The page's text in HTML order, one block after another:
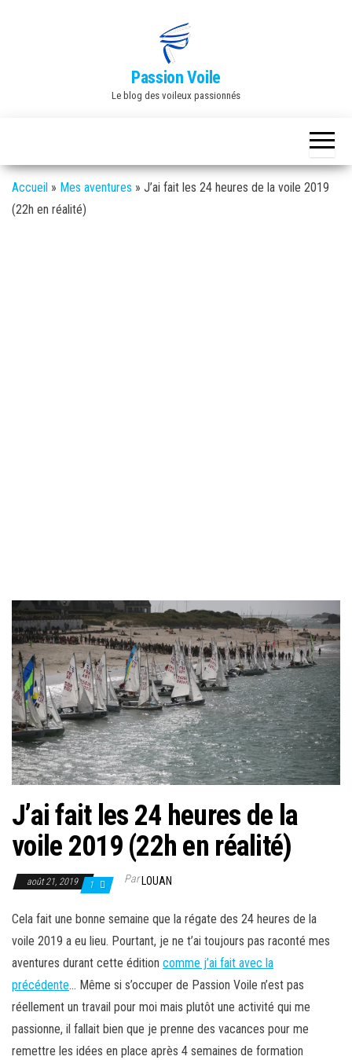
Passion Voile
Le blog des voileux passionnés
Accueil » Mes aventures » J’ai fait les 24 heures de la voile 2019
(22h en réalité)
J’ai fait les 24 heures de la
voile 2019 (22h en réalité)
août 21, 2019 1 ParLOUAN
Cela fait une bonne semaine que la régate des 24 heures de la
voile 2019 a eu lieu. Pourtant, je ne t’ai toujours pas raconté mes
aventures durant cette édition comme j’ai fait avec la
précédente… Même si s’occuper de Passion Voile n’est pas
réellement un travail pour moi mais plutôt une activité qui me
passionne, il fallait bien que je prenne des vacances pour me
remettre les idées en place après 4 semaines de formation